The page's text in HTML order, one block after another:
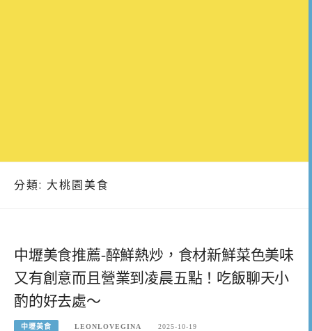
分類: 大桃園美食
中壢美食推薦-醉鮮熱炒，食材新鮮菜色美味
又有創意而且營業到凌晨五點！吃飯聊天小
酌的好去處～
中壢美食 LEONLOVEGINA 2025-10-19